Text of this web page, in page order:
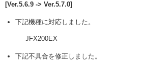
[Ver.5.6.9 -> Ver.5.7.0]
下記機種に対応しました。
JFX200EX
下記不具合を修正しました。